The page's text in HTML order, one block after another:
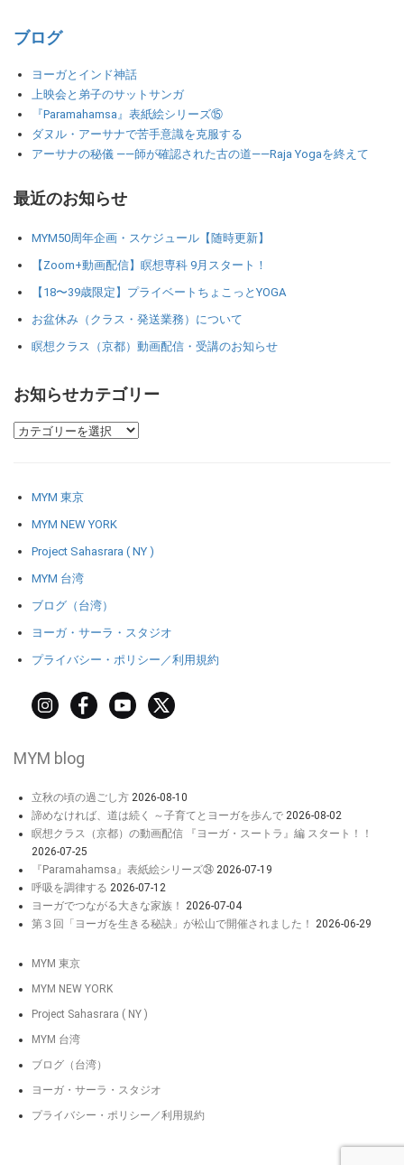
ブログ
ヨーガとインド神話
上映会と弟子のサットサンガ
『Paramahamsa』表紙絵シリーズ⑮
ダヌル・アーサナで苦手意識を克服する
アーサナの秘儀 ――師が確認された古の道――Raja Yogaを終えて
最近のお知らせ
MYM50周年企画・スケジュール【随時更新】
【Zoom+動画配信】瞑想専科 9月スタート！
【18〜39歳限定】プライベートちょこっとYOGA
お盆休み（クラス・発送業務）について
瞑想クラス（京都）動画配信・受講のお知らせ
お知らせカテゴリー
MYM 東京
MYM NEW YORK
Project Sahasrara ( NY )
MYM 台湾
ブログ（台湾）
ヨーガ・サーラ・スタジオ
プライバシー・ポリシー／利用規約
MYM blog
立秋の頃の過ごし方 2026-08-10
諦めなければ、道は続く ～子育てとヨーガを歩んで 2026-08-02
瞑想クラス（京都）の動画配信 『ヨーガ・スートラ』編 スタート！！
2026-07-25
『Paramahamsa』表紙絵シリーズ㉔ 2026-07-19
呼吸を調律する 2026-07-12
ヨーガでつながる大きな家族！
2026-07-04
第３回「ヨーガを生きる秘訣」が松山で開催されました！
2026-06-29
MYM 東京
MYM NEW YORK
Project Sahasrara ( NY )
MYM 台湾
ブログ（台湾）
ヨーガ・サーラ・スタジオ
プライバシー・ポリシー／利用規約